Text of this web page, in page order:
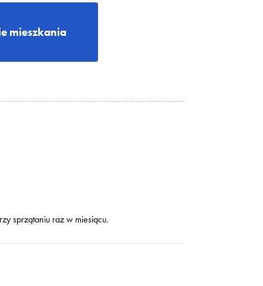
mieszkania
sprzątaniu raz w miesiącu.